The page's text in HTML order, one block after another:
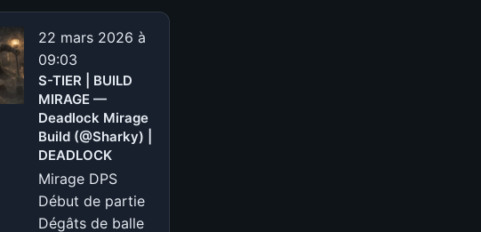
TIER
|
POCKET
Deadlock
Pocket
(@Vegas)
|
22 mars 2026 à
09:03
S-TIER | BUILD
MIRAGE —
Deadlock Mirage
Build (@Sharky) |
DEADLOCK
Mirage DPS
Début de partie
Dégâts de balle